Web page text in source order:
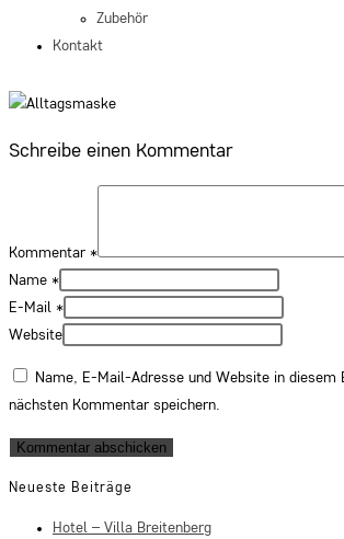
Zubehör
Kontakt
Schreibe einen Kommentar
Kommentar *
Name *
E-Mail *
Website
Name, E-Mail-Adresse und Website in diesem
nächsten Kommentar speichern.
Neueste Beiträge
Hotel – Villa Breitenberg